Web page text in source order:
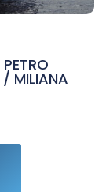
MILIANA